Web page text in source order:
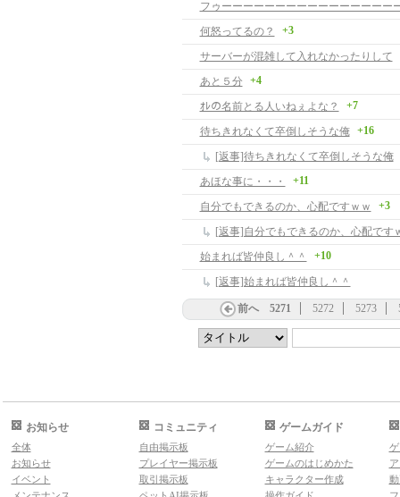
何怒ってるの？ +3
サーバーが混雑して入れなかったりして
あと５分 +4
ｵﾚの名前とる人いねぇよな？ +7
待ちきれなくて卒倒しそうな俺 +16
[返事]待ちきれなくて卒倒しそうな俺
あほな事に・・・
+11
自分でもできるのか、心配ですｗｗ +3
[返事]自分でもできるのか、心配です
始まれば皆仲良し＾＾
+10
[返事]始まれば皆仲良し＾＾
前へ 5271 5272 5273
お知らせ
全体
お知らせ
イベント
コミュニティ
自由掲示板
プレイヤー掲示板
取引掲示板
ゲームガイド
ゲーム紹介
ゲームのはじめかた
キャラクター作成